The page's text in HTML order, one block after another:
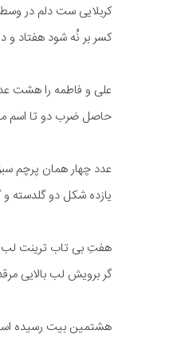
کربلایی ست دلم در
کسر بر نُه شود هفتاد
علی و فاطمه را هشت
حاصل ضرب دو تا
عدد چهار همان پرچم
یازده شکل دو گلدسته
هفتِ بی تاب ترینت
گر برویش لب بالایی
هشتمین بیت رسیده